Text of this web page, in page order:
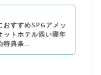
おすすめSPGアメッ
ットホテル添い寝年
特典条…